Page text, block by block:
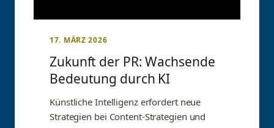
17. MÄRZ 2026
Zukunft der PR: Wachsende
Bedeutung durch KI
Künstliche Intelligenz erfordert neue
Strategien bei Content-Strategien und